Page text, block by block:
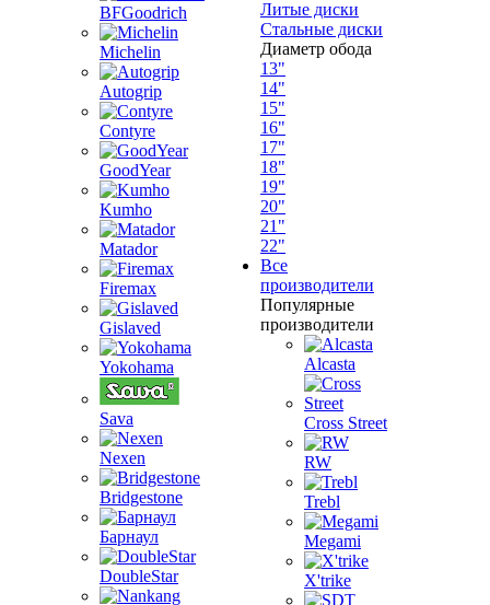
BFGoodrich
Michelin
Autogrip
Contyre
GoodYear
Kumho
Matador
Firemax
Gislaved
Yokohama
Sava
Nexen
Bridgestone
Барнаул
DoubleStar
Литые диски
Стальные диски
Диаметр обода
13"
14"
15"
16"
17"
18"
19"
20"
21"
22"
Все
производители
Популярные
производители
Alcasta
Cross Street
RW
Trebl
Megami
X'trike